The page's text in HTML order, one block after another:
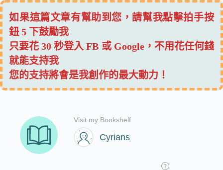
如果這篇文章有幫助到您，請幫我點擊拍手按
鈕 5 下鼓勵我
只要花 30 秒登入 FB 或 Google，不用花任何錢
就能支持我
您的支持將會是我創作的最大動力！